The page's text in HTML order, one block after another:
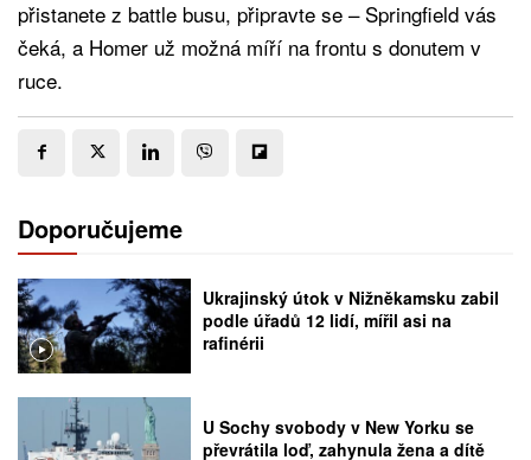
přistanete z battle busu, připravte se – Springfield vás
čeká, a Homer už možná míří na frontu s donutem v
ruce.
Doporučujeme
Ukrajinský útok v Nižněkamsku zabil
podle úřadů 12 lidí, mířil asi na
rafinérii
U Sochy svobody v New Yorku se
převrátila loď, zahynula žena a dítě